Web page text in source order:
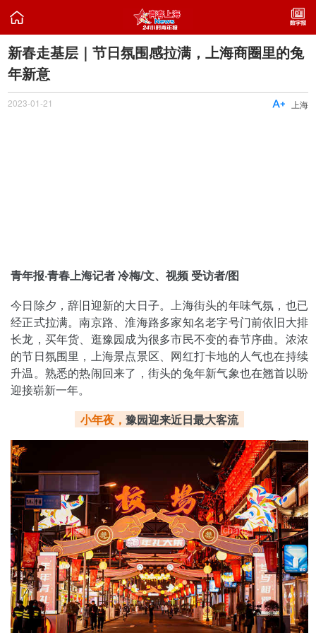

新春走基层｜节日氛围感拉满，上海商圈里的兔
年新意
2023-01-21 上海

青年报·青春上海记者 冷梅/文、视频 受访者/图
今日除夕，辞旧迎新的大日子。上海街头的年味气氛，也已
经正式拉满。南京路、淮海路多家知名老字号门前依旧大排
长龙，买年货、逛豫园成为很多市民不变的春节序曲。浓浓
的节日氛围里，上海景点景区、网红打卡地的人气也在持续
升温。熟悉的热闹回来了，街头的兔年新气象也在翘首以盼
迎接崭新一年。
小年夜， 豫园迎来近日最大客流